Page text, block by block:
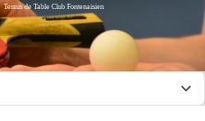
Tennis de Table Club Fontenaisien